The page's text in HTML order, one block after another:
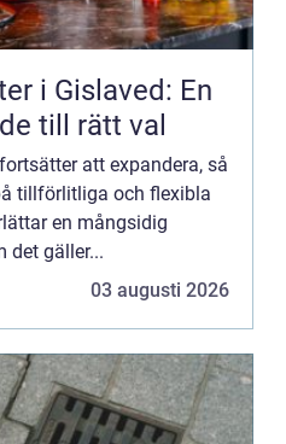
i Gislaved: En
till rätt val
att expandera, så
tillförlitliga och flexibla
en mångsidig
det gäller...
03 augusti 2026